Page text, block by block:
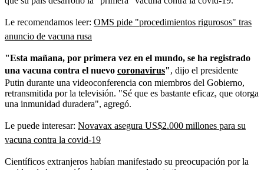
Le recomendamos leer: OMS pide "procedimientos rigurosos" tras
anuncio de vacuna rusa
"Esta mañana, por primera vez en el mundo, se ha registrado
una vacuna contra el nuevo coronavirus", dijo el presidente
Putin durante una videoconferencia con miembros del Gobierno,
retransmitida por la televisión. "Sé que es bastante eficaz, que otorga
una inmunidad duradera", agregó.
Le puede interesar: Novavax asegura US$2.000 millones para su
vacuna contra la covid-19
Científicos extranjeros habían manifestado su preocupación por la